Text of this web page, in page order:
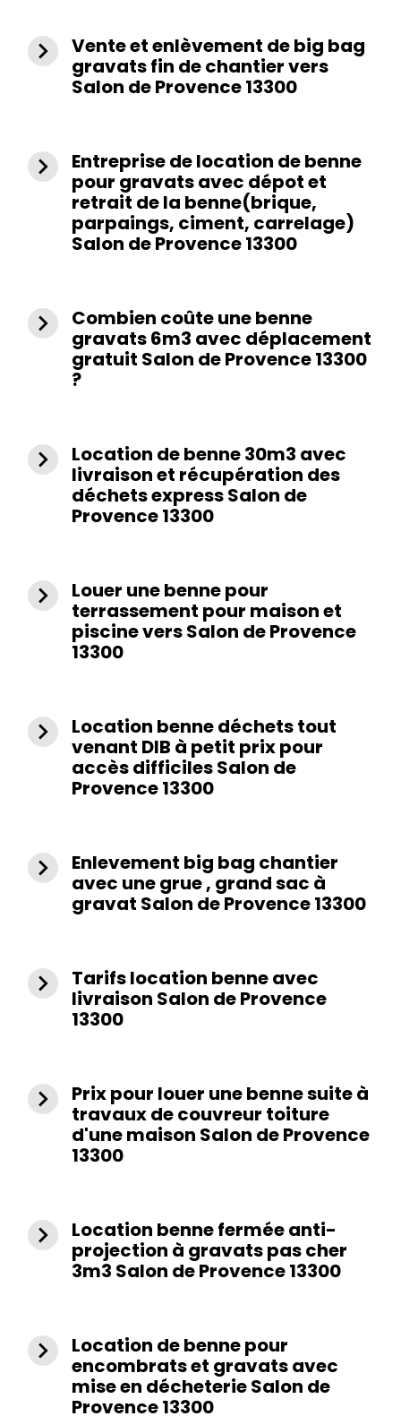
navigate_next Vente et enlèvement de big bag
gravats fin de chantier vers
Salon de Provence 13300
navigate_next Entreprise de location de benne
pour gravats avec dépot et
retrait de la benne(brique,
parpaings, ciment, carrelage)
Salon de Provence 13300
navigate_next Combien coûte une benne
gravats 6m3 avec déplacement
gratuit Salon de Provence 13300
?
navigate_next Location de benne 30m3 avec
livraison et récupération des
déchets express Salon de
Provence 13300
navigate_next Louer une benne pour
terrassement pour maison et
piscine vers Salon de Provence
13300
navigate_next Location benne déchets tout
venant DIB à petit prix pour
accès difficiles Salon de
Provence 13300
navigate_next Enlevement big bag chantier
avec une grue , grand sac à
gravat Salon de Provence 13300
navigate_next Tarifs location benne avec
livraison Salon de Provence
13300
navigate_next Prix pour louer une benne suite à
travaux de couvreur toiture
d'une maison Salon de Provence
13300
navigate_next Location benne fermée anti-
projection à gravats pas cher
3m3 Salon de Provence 13300
navigate_next Location de benne pour
encombrats et gravats avec
mise en décheterie Salon de
Provence 13300